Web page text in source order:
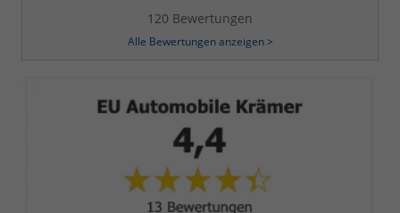
120 Bewertungen
Alle Bewertungen anzeigen >